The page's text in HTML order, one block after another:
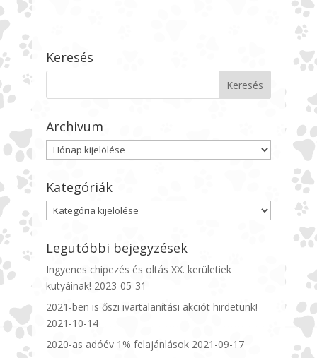
Keresés
Archivum
Archivum
Kategóriák
Kategóriák
Legutóbbi bejegyzések
Ingyenes chipezés és oltás XX. kerületiek
kutyáinak! 2023-05-31
2021-ben is őszi ivartalanítási akciót hirdetünk!
2021-10-14
2020-as adóév 1% felajánlások 2021-09-17